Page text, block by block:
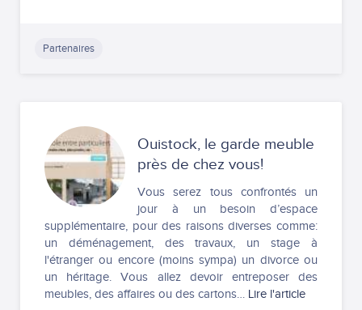
Partenaires
Ouistock, le garde meuble
près de chez vous!
Vous serez tous confrontés un
jour à un besoin d’espace
supplémentaire, pour des raisons diverses comme:
un déménagement, des travaux, un stage à
l'étranger ou encore (moins sympa) un divorce ou
un héritage. Vous allez devoir entreposer des
meubles, des affaires ou des cartons… Lire l'article